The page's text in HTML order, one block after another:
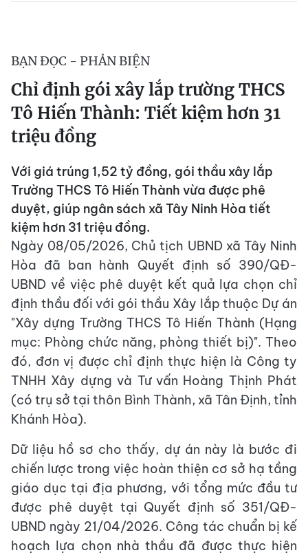
BẠN ĐỌC - PHẢN BIỆN
Chỉ định gói xây lắp trường THCS
Tô Hiến Thành: Tiết kiệm hơn 31
triệu đồng
Với giá trúng 1,52 tỷ đồng, gói thầu xây lắp
Trường THCS Tô Hiến Thành vừa được phê
duyệt, giúp ngân sách xã Tây Ninh Hòa tiết
kiệm hơn 31 triệu đồng.
Ngày 08/05/2026, Chủ tịch UBND xã Tây Ninh
Hòa đã ban hành Quyết định số 390/QĐ-
UBND về việc phê duyệt kết quả lựa chọn chỉ
định thầu đối với gói thầu Xây lắp thuộc Dự án
"Xây dựng Trường THCS Tô Hiến Thành (Hạng
mục: Phòng chức năng, phòng thiết bị)". Theo
đó, đơn vị được chỉ định thực hiện là Công ty
TNHH Xây dựng và Tư vấn Hoàng Thịnh Phát
(có trụ sở tại thôn Bình Thành, xã Tân Định, tỉnh
Khánh Hòa).
Dữ liệu hồ sơ cho thấy, dự án này là bước đi
chiến lược trong việc hoàn thiện cơ sở hạ tầng
giáo dục tại địa phương, với tổng mức đầu tư
được phê duyệt tại Quyết định số 351/QĐ-
UBND ngày 21/04/2026. Công tác chuẩn bị kế
hoạch lựa chọn nhà thầu đã được thực hiện